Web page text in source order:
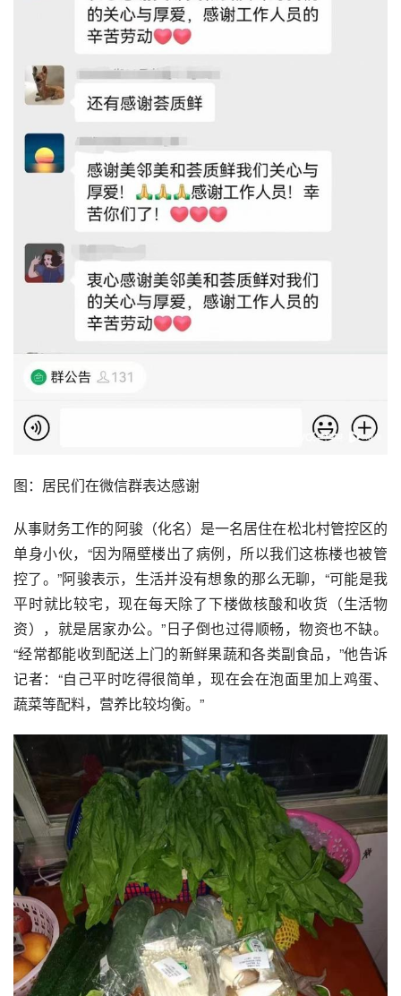
图：居民们在微信群表达感谢
从事财务工作的阿骏（化名）是一名居住在松北村管控区的
单身小伙，“因为隔壁楼出了病例，所以我们这栋楼也被管
控了。”阿骏表示，生活并没有想象的那么无聊，“可能是我
平时就比较宅，现在每天除了下楼做核酸和收货（生活物
资），就是居家办公。”日子倒也过得顺畅，物资也不缺。
“经常都能收到配送上门的新鲜果蔬和各类副食品，”他告诉
记者：“自己平时吃得很简单，现在会在泡面里加上鸡蛋、
蔬菜等配料，营养比较均衡。”